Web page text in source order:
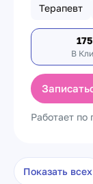
Терапевт
В
Работает по
Показать всех